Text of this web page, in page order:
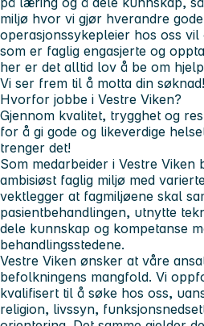
miljø hvor vi gjør hverandre
operasjonssykepleier hos oss
som er faglig engasjerte og
her er det alltid lov å be om
Vi ser frem til å motta din søknad!
Hvorfor jobbe i Vestre Viken?
Gjennom kvalitet, trygghet og
for å gi gode og likeverdige
trenger det!
Som medarbeider i Vestre
ambisiøst faglig miljø med
vektlegger at fagmiljøene skal
pasientbehandlingen, utnytte
dele kunnskap og kompetanse
behandlingsstedene.
Vestre Viken ønsker at våre
befolkningens mangfold. Vi
kvalifisert til å søke hos oss,
religion, livssyn,